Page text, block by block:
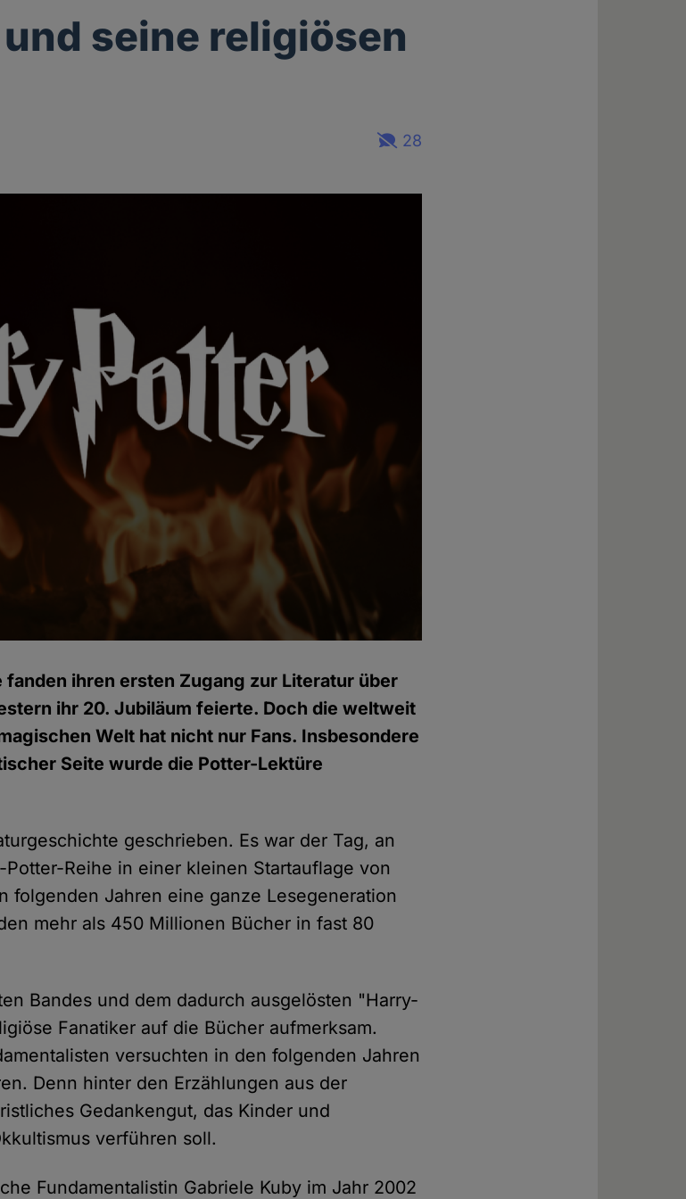
seine religiösen
28
ihren ersten Zugang zur Literatur über
ihr 20. Jubiläum feierte. Doch die weltweit
Welt hat nicht nur Fans. Insbesondere
Seite wurde die Potter-Lektüre
geschrieben. Es war der Tag, an
Reihe in einer kleinen Startauflage von
folgenden Jahren eine ganze Lesegeneration
mehr als 450 Millionen Bücher in fast 80
Bandes und dem dadurch ausgelösten "Harry-
Fanatiker auf die Bücher aufmerksam.
versuchten in den folgenden Jahren
Denn hinter den Erzählungen aus der
Gedankengut, das Kinder und
verführen soll.
Fundamentalistin Gabriele Kuby im Jahr 2002